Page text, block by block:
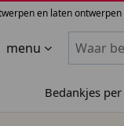
en laten ontwerpen
menu Zoeken
Bedankjes